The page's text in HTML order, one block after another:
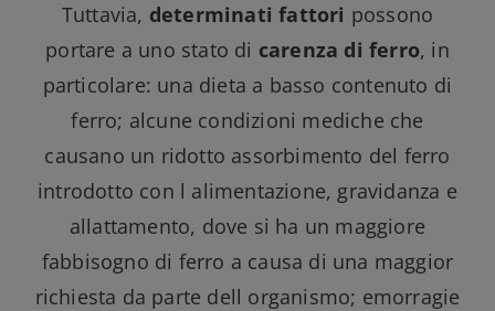
Tuttavia, determinati fattori possono
portare a uno stato di carenza di ferro, in
particolare: una dieta a basso contenuto di
ferro; alcune condizioni mediche che
causano un ridotto assorbimento del ferro
introdotto con l alimentazione, gravidanza e
allattamento, dove si ha un maggiore
fabbisogno di ferro a causa di una maggior
richiesta da parte dell organismo; emorragie